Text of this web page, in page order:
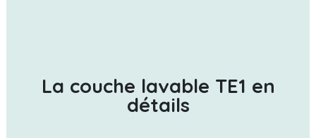
La couche lavable TE1 en
détails